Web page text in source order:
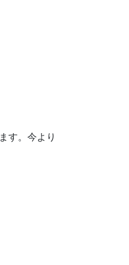
す。今より